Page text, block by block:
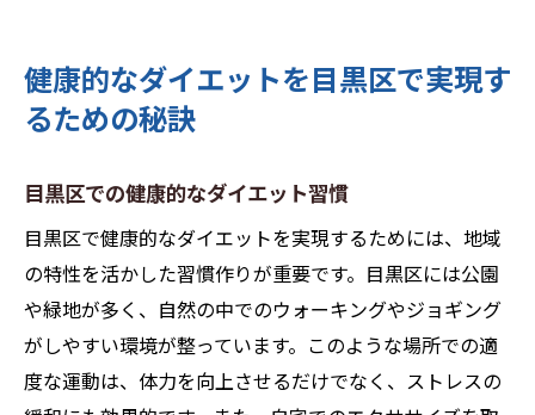
健康的なダイエットを目黒区で実現す
るための秘訣
目黒区での健康的なダイエット習慣
目黒区で健康的なダイエットを実現するためには、地域
の特性を活かした習慣作りが重要です。目黒区には公園
や緑地が多く、自然の中でのウォーキングやジョギング
がしやすい環境が整っています。このような場所での適
度な運動は、体力を向上させるだけでなく、ストレスの